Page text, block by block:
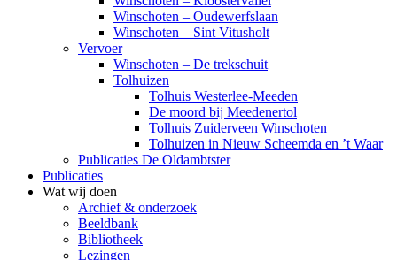
Winschoten – Oudewerfslaan
Winschoten – Sint Vitusholt
Vervoer
Winschoten – De trekschuit
Tolhuizen
Tolhuis Westerlee-Meeden
De moord bij Meedenertol
Tolhuis Zuiderveen Winschoten
Tolhuizen in Nieuw Scheemda en ’t Waar
Publicaties De Oldambtster
Publicaties
Wat wij doen
Archief & onderzoek
Beeldbank
Bibliotheek
Lezingen